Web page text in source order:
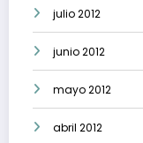
julio 2012
junio 2012
mayo 2012
abril 2012